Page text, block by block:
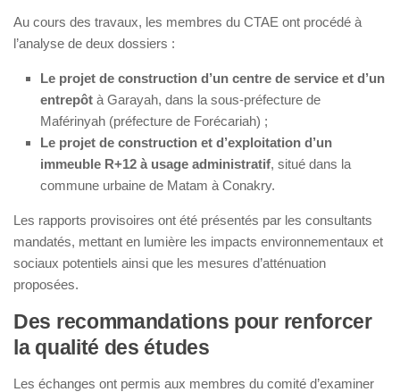
Au cours des travaux, les membres du CTAE ont procédé à
l’analyse de deux dossiers :
Le projet de construction d’un centre de service et d’un
entrepôt à Garayah, dans la sous-préfecture de
Maférinyah (préfecture de Forécariah) ;
Le projet de construction et d’exploitation d’un
immeuble R+12 à usage administratif, situé dans la
commune urbaine de Matam à Conakry.
Les rapports provisoires ont été présentés par les consultants
mandatés, mettant en lumière les impacts environnementaux et
sociaux potentiels ainsi que les mesures d’atténuation
proposées.
Des recommandations pour renforcer
la qualité des études
Les échanges ont permis aux membres du comité d’examiner